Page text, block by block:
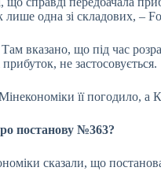
одна зі складових, –
вказано, що під час
не застосовується.
її погодило, а
постанову №363?
сказали, що